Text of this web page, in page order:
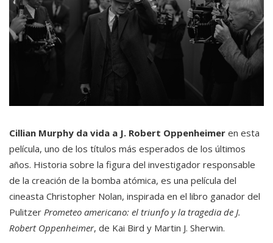
Cillian Murphy da vida a J. Robert Oppenheimer en esta
película, uno de los títulos más esperados de los últimos
años. Historia sobre la figura del investigador responsable
de la creación de la bomba atómica, es una película del
cineasta Christopher Nolan, inspirada en el libro ganador del
Pulitzer Prometeo americano: el triunfo y la tragedia de J.
Robert Oppenheimer, de Kai Bird y Martin J. Sherwin.